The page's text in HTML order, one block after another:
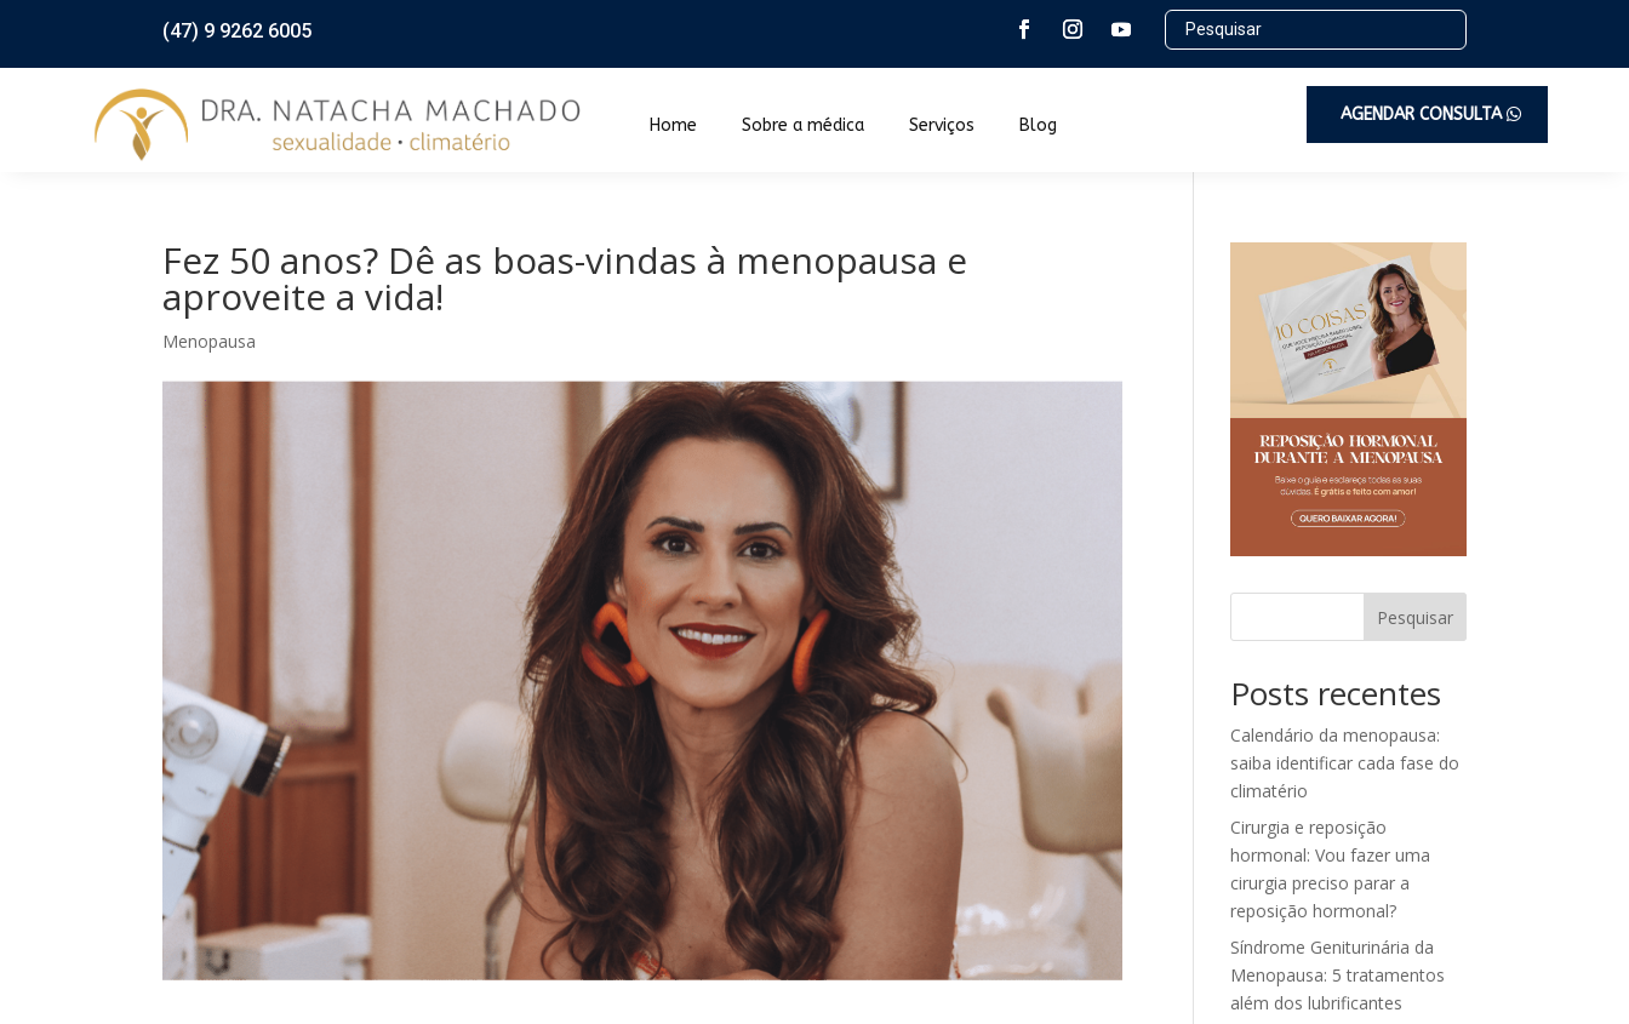
(47) 9 9262 6005
Home Sobre a médica Serviços Blog
AGENDAR CONSULTA
Fez 50 anos? Dê as boas-vindas à menopausa e
aproveite a vida!
Menopausa
Pesquisar
Posts recentes
Calendário da menopausa:
saiba identificar cada fase do
climatério
Cirurgia e reposição
hormonal: Vou fazer uma
cirurgia preciso parar a
reposição hormonal?
Síndrome Geniturinária da
Menopausa: 5 tratamentos
além dos lubrificantes